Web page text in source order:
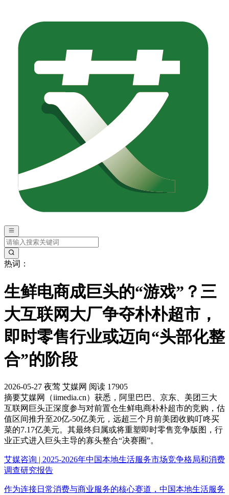
热词：
生鲜电商成巨头的“游戏”？三
大互联网大厂争夺朴朴超市，
即时零售行业或迈向“头部化整
合”的阶段
2026-05-27 夜莺 艾媒网 阅读 17905
摘要艾媒网（iimedia.cn）获悉，阿里巴巴、京东、美团三大
互联网巨头正深度参与对前置仓生鲜电商朴朴超市的竞购，估
值区间推升至20亿-50亿美元，远超三个月前美团收购叮咚买
菜的7.17亿美元。其最终归属或将重塑即时零售竞争版图，行
业正式进入巨头主导的寡头整合“决赛圈”。
艾媒咨询 | 2025-2026年中国本地生活服务市场竞争格局和消费
调查研究报告
作为连接日常消费与商业服务的核心赛道，中国本地生活服务